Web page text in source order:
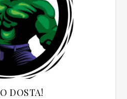
DOSTA!